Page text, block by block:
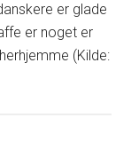
er glade
er noget er
(Kilde: